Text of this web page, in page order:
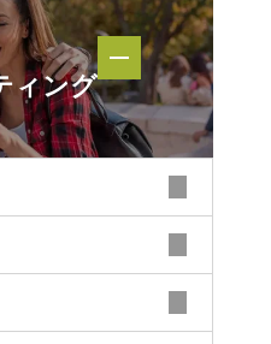
外国人集客支援
バウンド
ケティング
ィング